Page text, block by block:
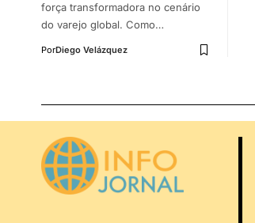
força transformadora no cenário
do varejo global. Como…
PorDiego Velázquez